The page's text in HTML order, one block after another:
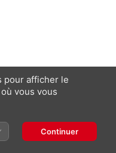
Of
Sweden
pour afficher le
vous vous
Continuer